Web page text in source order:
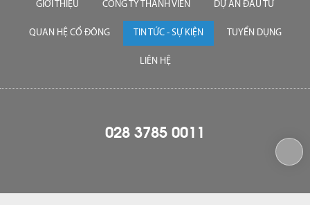
GIỚI THIỆU CÔNG TY THÀNH VIÊN DỰ ÁN ĐẦU TƯ
QUAN HỆ CỔ ĐÔNG TIN TỨC - SỰ KIỆN TUYỂN DỤNG
LIÊN HỆ
028 3785 0011